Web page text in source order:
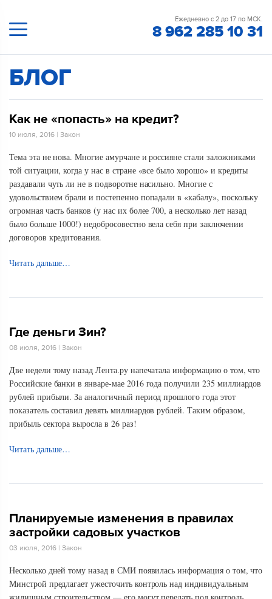
Ежедневно с 2 до 17 по МСК.
8 962 285 10 31
БЛОГ
Как не «попасть» на кредит?
10 июля, 2016 | Закон
Тема эта не нова. Многие амурчане и россияне стали заложниками
той ситуации, когда у нас в стране «все было хорошо» и кредиты
раздавали чуть ли не в подворотне насильно. Многие с
удовольствием брали и постепенно попадали в «кабалу», поскольку
огромная часть банков (у нас их более 700, а несколько лет назад
было больше 1000!) недобросовестно вела себя при заключении
договоров кредитования.
Читать дальше…
Где деньги Зин?
08 июля, 2016 | Закон
Две недели тому назад Лента.ру напечатала информацию о том, что
Российские банки в январе-мае 2016 года получили 235 миллиардов
рублей прибыли. За аналогичный период прошлого года этот
показатель составил девять миллиардов рублей. Таким образом,
прибыль сектора выросла в 26 раз!
Читать дальше…
Планируемые изменения в правилах
застройки садовых участков
03 июля, 2016 | Закон
Несколько дней тому назад в СМИ появилась информация о том, что
Минстрой предлагает ужесточить контроль над индивидуальным
жилищным строительством — его могут передать под контроль